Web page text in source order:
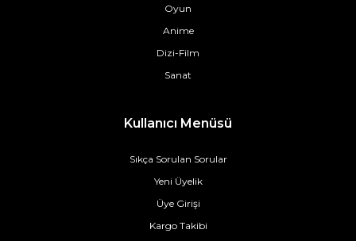
Oyun
Anime
Dizi-Film
Sanat
Kullanıcı Menüsü
Sıkça Sorulan Sorular
Yeni Üyelik
Üye Girişi
Kargo Takibi